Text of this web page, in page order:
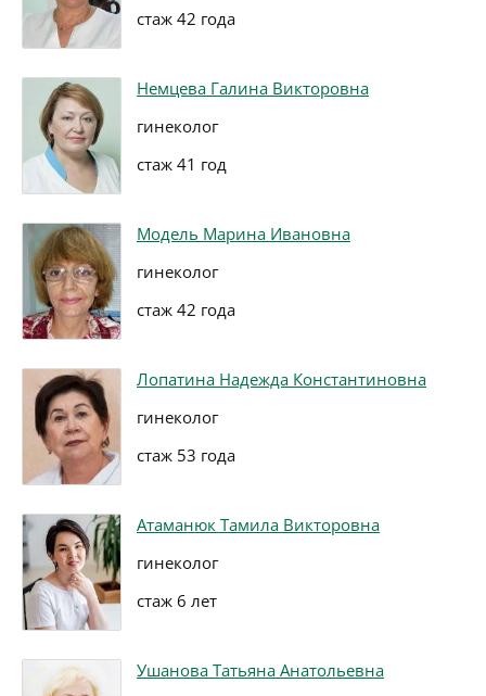
стаж 42 года
Немцева Галина Викторовна
гинеколог
стаж 41 год
Модель Марина Ивановна
гинеколог
стаж 42 года
Лопатина Надежда Константиновна
гинеколог
стаж 53 года
Атаманюк Тамила Викторовна
гинеколог
стаж 6 лет
Ушанова Татьяна Анатольевна